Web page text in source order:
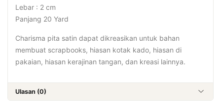
Lebar : 2 cm
Panjang 20 Yard
Charisma pita satin dapat dikreasikan untuk bahan
membuat scrapbooks, hiasan kotak kado, hiasan di
pakaian, hiasan kerajinan tangan, dan kreasi lainnya.
Ulasan (0)